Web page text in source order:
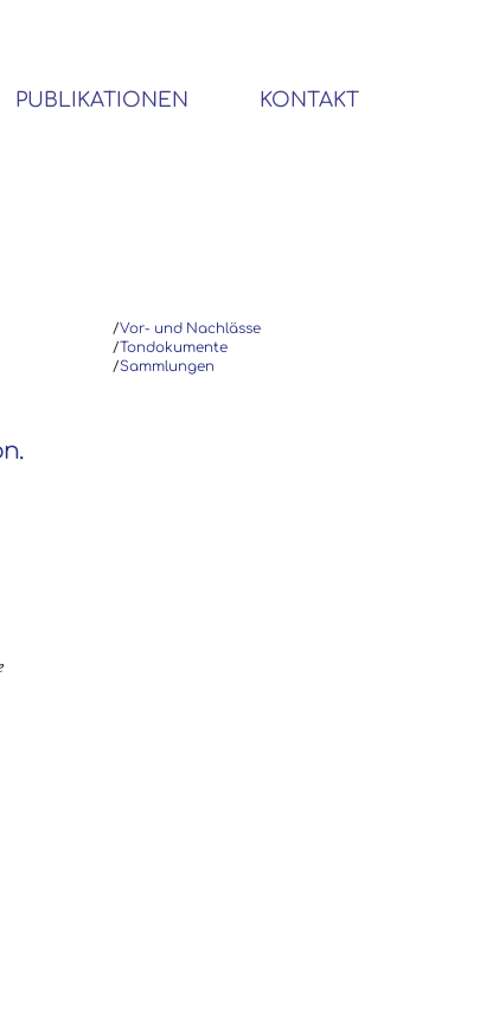
PUBLIKATIONEN KONTAKT
/Vor- und Nachlässe
/Tondokumente
/Sammlungen